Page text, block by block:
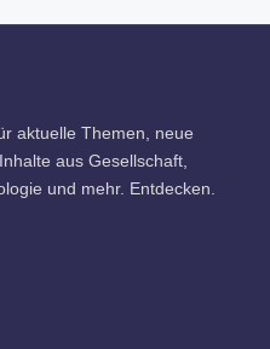
aktuelle Themen, neue
aus Gesellschaft,
und mehr. Entdecken.